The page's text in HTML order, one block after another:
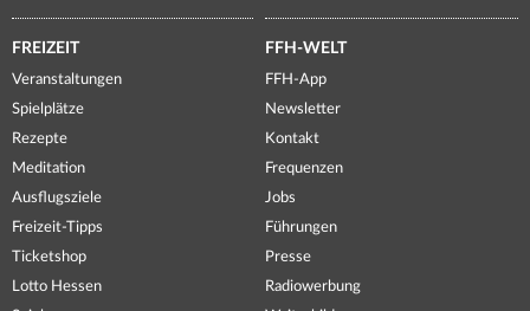
FREIZEIT
Veranstaltungen
Spielplätze
Rezepte
Meditation
Ausflugsziele
Freizeit-Tipps
Ticketshop
Lotto Hessen
FFH-WELT
FFH-App
Newsletter
Kontakt
Frequenzen
Jobs
Führungen
Presse
Radiowerbung